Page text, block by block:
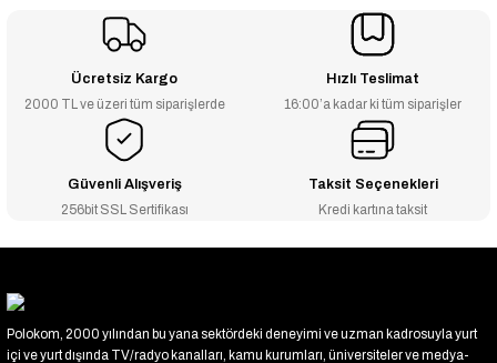
Ücretsiz Kargo
2000 TL ve üzeri tüm siparişlerde
Hızlı Teslimat
16:00’a kadar ki tüm siparişler
Güvenli Alışveriş
256bit SSL Sertifikası
Taksit Seçenekleri
Kredi kartına taksit
Polokom, 2000 yılından bu yana sektördeki deneyimi ve uzman kadrosuyla yurt
içi ve yurt dışında TV/radyo kanalları, kamu kurumları, üniversiteler ve medya-